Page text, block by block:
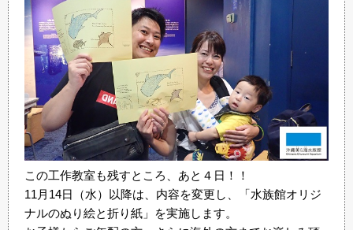
この工作教室も残すところ、あと４日！！
11月14日（水）以降は、内容を変更し、「水族館オリジ
ナルのぬり絵と折り紙」を実施します。